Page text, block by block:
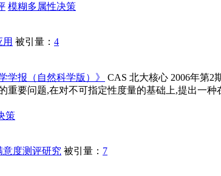
模糊多属性决策
被引量： 4
学报（自然科学版）》 CAS 北大核心 2006年第2
重要问题,在对不可指定性度量的基础上,提出一
策
度测评研究 被引量： 7